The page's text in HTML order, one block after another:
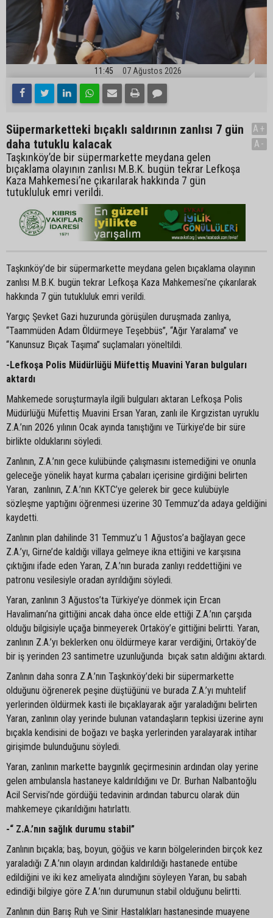
11:45 07 Ağustos 2026
Süpermarketteki bıçaklı saldırının zanlısı 7 gün
daha tutuklu kalacak
Taşkınköy’de bir süpermarkette meydana gelen
bıçaklama olayının zanlısı M.B.K. bugün tekrar Lefkoşa
Kaza Mahkemesi’ne çıkarılarak hakkında 7 gün
tutukluluk emri verildi.
A+
A-
Taşkınköy’de bir süpermarkette meydana gelen bıçaklama olayının
zanlısı M.B.K. bugün tekrar Lefkoşa Kaza Mahkemesi’ne çıkarılarak
hakkında 7 gün tutukluluk emri verildi.
Yargıç Şevket Gazi huzurunda görüşülen duruşmada zanlıya,
“Taammüden Adam Öldürmeye Teşebbüs”, “Ağır Yaralama” ve
“Kanunsuz Bıçak Taşıma” suçlamaları yöneltildi.
-Lefkoşa Polis Müdürlüğü Müfettiş Muavini Yaran bulguları
aktardı
Mahkemede soruşturmayla ilgili bulguları aktaran Lefkoşa Polis
Müdürlüğü Müfettiş Muavini Ersan Yaran, zanlı ile Kırgızistan uyruklu
Z.A.’nın 2026 yılının Ocak ayında tanıştığını ve Türkiye’de bir süre
birlikte olduklarını söyledi.
Zanlının, Z.A.’nın gece kulübünde çalışmasını istemediğini ve onunla
geleceğe yönelik hayat kurma çabaları içerisine girdiğini belirten
Yaran, zanlının, Z.A.’nın KKTC’ye gelerek bir gece kulübüyle
sözleşme yaptığını öğrenmesi üzerine 30 Temmuz’da adaya geldiğini
kaydetti.
Zanlının plan dahilinde 31 Temmuz’u 1 Ağustos’a bağlayan gece
Z.A.’yı, Girne’de kaldığı villaya gelmeye ikna ettiğini ve karşısına
çıktığını ifade eden Yaran, Z.A.’nın burada zanlıyı reddettiğini ve
patronu vesilesiyle oradan ayrıldığını söyledi.
Yaran, zanlının 3 Ağustos’ta Türkiye’ye dönmek için Ercan
Havalimanı’na gittiğini ancak daha önce elde ettiği Z.A.’nın çarşıda
olduğu bilgisiyle uçağa binmeyerek Ortaköy’e gittiğini belirtti. Yaran,
zanlının Z.A.’yı beklerken onu öldürmeye karar verdiğini, Ortaköy’de
bir iş yerinden 23 santimetre uzunluğunda bıçak satın aldığını aktardı.
Zanlının daha sonra Z.A.’nın Taşkınköy’deki bir süpermarkette
olduğunu öğrenerek peşine düştüğünü ve burada Z.A.’yı muhtelif
yerlerinden öldürmek kasti ile bıçaklayarak ağır yaraladığını belirten
Yaran, zanlının olay yerinde bulunan vatandaşların tepkisi üzerine aynı
bıçakla kendisini de boğazı ve başka yerlerinden yaralayarak intihar
girişimde bulunduğunu söyledi.
Yaran, zanlının markette baygınlık geçirmesinin ardından olay yerine
gelen ambulansla hastaneye kaldırıldığını ve Dr. Burhan Nalbantoğlu
Acil Servisi’nde gördüğü tedavinin ardından taburcu olarak dün
mahkemeye çıkarıldığını hatırlattı.
-“ Z.A.’nın sağlık durumu stabil”
Zanlının bıçakla; baş, boyun, göğüs ve karın bölgelerinden birçok kez
yaraladığı Z.A.’nın olayın ardından kaldırıldığı hastanede entübe
edildiğini ve iki kez ameliyata alındığını söyleyen Yaran, bu sabah
edindiği bilgiye göre Z.A.’nın durumunun stabil olduğunu belirtti.
Zanlının dün Barış Ruh ve Sinir Hastalıkları hastanesinde muayene